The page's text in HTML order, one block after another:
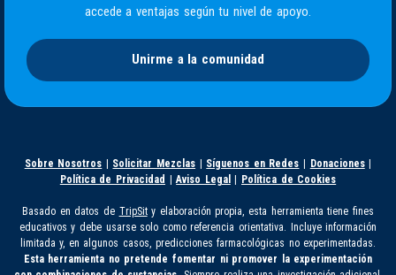
accede a ventajas según tu nivel de apoyo.
Unirme a la comunidad
Sobre Nosotros | Solicitar Mezclas | Síguenos en Redes | Donaciones|
Política de Privacidad |Aviso Legal | Política de Cookies
Basado en datos de TripSity elaboración propia, esta herramienta tiene fines
educativos y debe usarse solo como referencia orientativa. Incluye información
limitada y, en algunos casos, predicciones farmacológicas no experimentadas.
Esta herramienta no pretende fomentar ni promover la experimentación